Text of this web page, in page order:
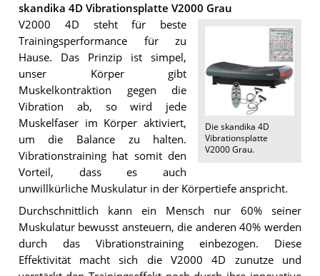
skandika 4D Vibrationsplatte V2000 Grau
Die skandika 4D
Vibrationsplatte
V2000 Grau.
V2000 4D steht für beste
Trainingsperformance für zu
Hause. Das Prinzip ist simpel,
unser Körper gibt
Muskelkontraktion gegen die
Vibration ab, so wird jede
Muskelfaser im Körper aktiviert,
um die Balance zu halten.
Vibrationstraining hat somit den
Vorteil, dass es auch
unwillkürliche Muskulatur in der Körpertiefe anspricht.
Durchschnittlich kann ein Mensch nur 60% seiner
Muskulatur bewusst ansteuern, die anderen 40% werden
durch das Vibrationstraining einbezogen. Diese
Effektivität macht sich die V2000 4D zunutze und